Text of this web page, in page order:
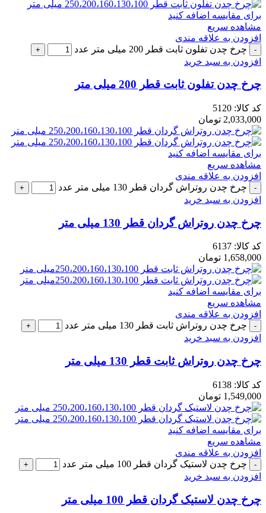
برای مقایسه اضافه کنید
مشاهده سریع
افزودن به علاقه مندی
چرخ چدن تفلون ثابت قطر 200 میلی متر عدد
افزودن به سبد خرید
چرخ چدن تفلون ثابت قطر 200 میلی متر
کد کالا: 5120
2,033,000 تومان
برای مقایسه اضافه کنید
مشاهده سریع
افزودن به علاقه مندی
چرخ چدن روتراش گردان قطر 130 میلی متر عدد
افزودن به سبد خرید
چرخ چدن روتراش گردان قطر 130 میلی متر
کد کالا: 6137
1,658,000 تومان
برای مقایسه اضافه کنید
مشاهده سریع
افزودن به علاقه مندی
چرخ چدن روتراش ثابت قطر 130 میلی متر عدد
افزودن به سبد خرید
چرخ چدن روتراش ثابت قطر 130 میلی متر
کد کالا: 6138
1,549,000 تومان
برای مقایسه اضافه کنید
مشاهده سریع
افزودن به علاقه مندی
چرخ چدن لاستیک گردان قطر 100 میلی متر عدد
افزودن به سبد خرید
چرخ چدن لاستیک گردان قطر 100 میلی متر